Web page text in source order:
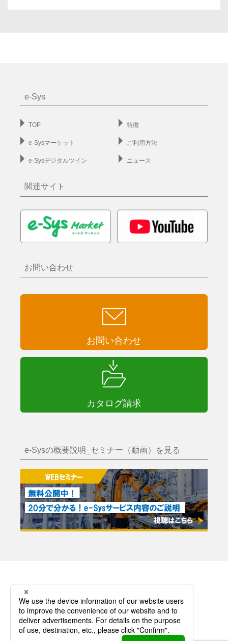
e-Sys
TOP
e-Sysマーケット
e-Sysデジタルツイン
特徴
ご利用方法
ニュース
関連サイト
お問い合わせ
お問い合わせ
カタログ請求
e-Sysの概要説明_セミナー（動画）を見る